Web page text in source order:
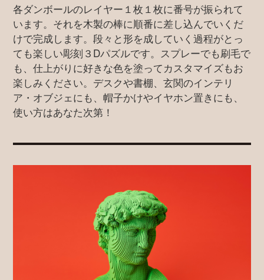
各ダンボールのレイヤー１枚１枚に番号が振られて
います。それを木製の棒に順番に差し込んでいくだ
けで完成します。段々と形を成していく過程がとっ
ても楽しい彫刻３Dパズルです。スプレーでも刷毛で
も、仕上がりに好きな色を塗ってカスタマイズもお
楽しみください。デスクや書棚、玄関のインテリ
ア・オブジェにも、帽子かけやイヤホン置きにも、
使い方はあなた次第！